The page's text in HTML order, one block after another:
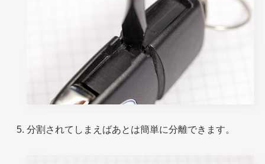
分割されてしまえばあとは簡単に分離できます。